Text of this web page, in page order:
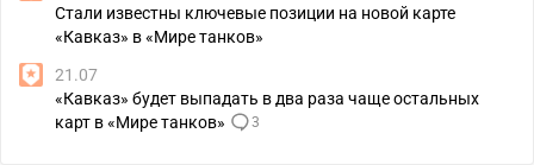
Стали известны ключевые позиции на новой карте
«Кавказ» в «Мире танков»
21.07
«Кавказ» будет выпадать в два раза чаще остальных
карт в «Мире танков»
3